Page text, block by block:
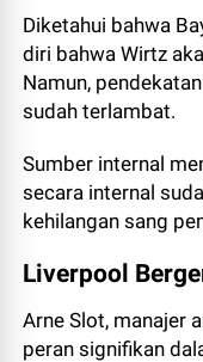
Diketahui bahwa
diri bahwa Wirtz
Namun,
sudah terlambat.
Sumber internal
secara internal
kehilangan sang
Liverpool
Arne Slot, manajer
peran signifikan